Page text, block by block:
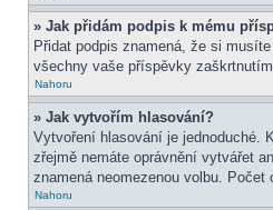
» Jak přidám podpis k mému
Přidat podpis znamená, že si
všechny vaše příspěvky
Nahoru
» Jak vytvořím hlasování?
Vytvoření hlasování je jednoduché.
zřejmě nemáte oprávnění vytvářet
znamená neomezenou volbu.
Nahoru